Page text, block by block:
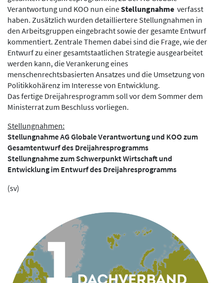
Verantwortung und KOO nun eineStellungnahme verfasst
haben. Zusätzlich wurden detailliertere Stellungnahmen in
den Arbeitsgruppen eingebracht sowie der gesamte Entwurf
kommentiert. Zentrale Themen dabei sind die Frage, wie der
Entwurf zu einer gesamtstaatlichen Strategie ausgearbeitet
werden kann, die Verankerung eines
menschenrechtsbasierten Ansatzes und die Umsetzung von
Politikkohärenz im Interesse von Entwicklung.
Das fertige Dreijahresprogramm soll vor dem Sommer dem
Ministerrat zum Beschluss vorliegen.
Stellungnahmen:
Stellungnahme AG Globale Verantwortung und KOO zum
Gesamtentwurf des Dreijahresprogramms
Stellungnahme zum Schwerpunkt Wirtschaft und
Entwicklung im Entwurf des Dreijahresprogramms
(sv)